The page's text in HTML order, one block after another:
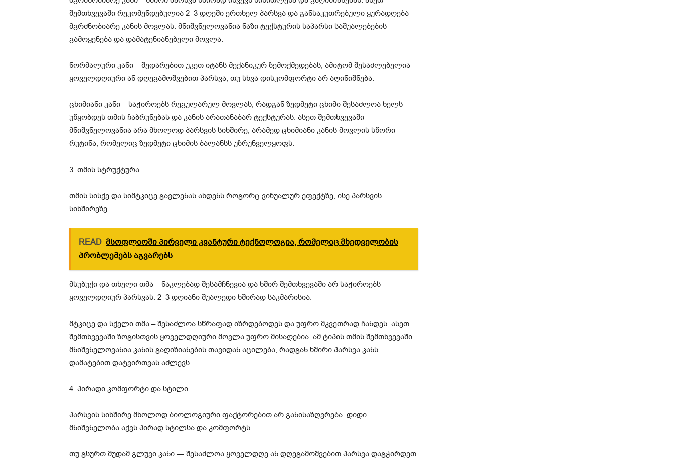
შემთხვევაში რეკომენდებულია 2–3 დღეში ერთხელ პარსვა და განსაკუთრებული ყურადღება
მგრძნობიარე კანის მოვლას. მნიშვნელოვანია ნაზი ტექსტურის საპარსი საშუალებების
გამოყენება და დამატენიანებელი მოვლა.
ნორმალური კანი – შედარებით უკეთ იტანს მექანიკურ ზემოქმედებას, ამიტომ შესაძლებელია
ყოველდღიური ან დღეგამოშვებით პარსვა, თუ სხვა დისკომფორტი არ აღინიშნება.
ცხიმიანი კანი – საჭიროებს რეგულარულ მოვლას, რადგან ზედმეტი ცხიმი შესაძლოა ხელს
უწყობდეს თმის ჩაბრუნებას და კანის არათანაბარ ტექსტურას. ასეთ შემთხვევაში
მნიშვნელოვანია არა მხოლოდ პარსვის სიხშირე, არამედ ცხიმიანი კანის მოვლის სწორი
რუტინა, რომელიც ზედმეტი ცხიმის ბალანსს უზრუნველყოფს.
3. თმის სტრუქტურა
თმის სისქე და სიმტკიცე გავლენას ახდენს როგორც ვიზუალურ ეფექტზე, ისე პარსვის
სიხშირეზე.
READ მსოფლიოში პირველი კვანტური ტექნოლოგია, რომელიც მხედველობის
პრობლემებს აგვარებს
მსუბუქი და თხელი თმა – ნაკლებად შესამჩნევია და ხშირ შემთხვევაში არ საჭიროებს
ყოველდღიურ პარსვას. 2–3 დღიანი შუალედი ხშირად საკმარისია.
მტკიცე და სქელი თმა – შესაძლოა სწრაფად იზრდებოდეს და უფრო მკვეთრად ჩანდეს. ასეთ
შემთხვევაში ზოგისთვის ყოველდღიური მოვლა უფრო მისაღებია. ამ ტიპის თმის შემთხვევაში
მნიშვნელოვანია კანის გაღიზიანების თავიდან აცილება, რადგან ხშირი პარსვა კანს
დამატებით დატვირთვას აძლევს.
4. პირადი კომფორტი და სტილი
პარსვის სიხშირე მხოლოდ ბიოლოგიური ფაქტორებით არ განისაზღვრება. დიდი
მნიშვნელობა აქვს პირად სტილსა და კომფორტს.
თუ გსურთ მუდამ გლუვი კანი — შესაძლოა ყოველდღე ან დღეგამოშვებით პარსვა დაგჭირდეთ.